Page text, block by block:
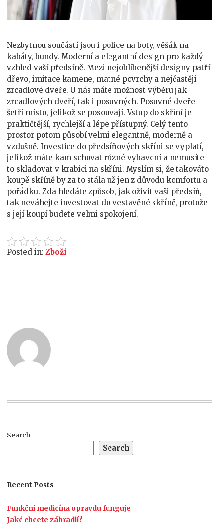
Nezbytnou součástí jsou i police na boty, věšák na
kabáty, bundy. Moderní a elegantní design pro každý
vzhled vaší předsíně. Mezi nejoblíbenější designy patří
dřevo, imitace kamene, matné povrchy a nejčastěji
zrcadlové dveře. U nás máte možnost výběru jak
zrcadlových dveří, tak i posuvných. Posuvné dveře
šetří místo, jelikož se posouvají. Vstup do skříní je
praktičtější, rychlejší a lépe přístupný. Celý tento
prostor potom působí velmi elegantně, moderně a
vzdušně. Investice do předsíňových skříni se vyplatí,
jelikož máte kam schovat různé vybavení a nemusíte
to skladovat v krabici na skříni. Myslím si, že takováto
koupě skříně by za to stála už jen z důvodu komfortu a
pořádku. Zda hledáte způsob, jak oživit vaši předsíň,
tak neváhejte investovat do vestavěné skříně, protože
s její koupí budete velmi spokojení.
Posted in:Zboží
Search
Search
Recent Posts
Funkční medicína opravdu funguje
Jaké chcete zábradlí?